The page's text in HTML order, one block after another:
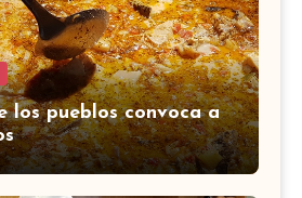
los pueblos convoca a